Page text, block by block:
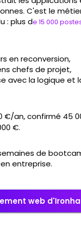
C'est le
: plus de 15 000
en reconversion,
chefs de projet,
avec la logique et
€/an, confirmé 45
€.
de
entreprise.
web